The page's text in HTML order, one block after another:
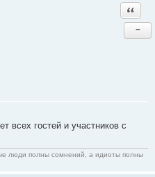
−
всех гостей и участников с
люди полны сомнений, а идиоты полны